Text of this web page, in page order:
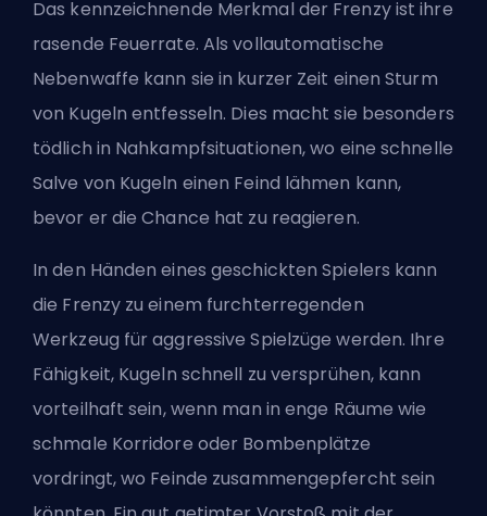
Das kennzeichnende Merkmal der Frenzy ist ihre
rasende Feuerrate. Als vollautomatische
Nebenwaffe kann sie in kurzer Zeit einen Sturm
von Kugeln entfesseln. Dies macht sie besonders
tödlich in Nahkampfsituationen, wo eine schnelle
Salve von Kugeln einen Feind lähmen kann,
bevor er die Chance hat zu reagieren.
In den Händen eines geschickten Spielers kann
die Frenzy zu einem furchterregenden
Werkzeug für aggressive Spielzüge werden. Ihre
Fähigkeit, Kugeln schnell zu versprühen, kann
vorteilhaft sein, wenn man in enge Räume wie
schmale Korridore oder Bombenplätze
vordringt, wo Feinde zusammengepfercht sein